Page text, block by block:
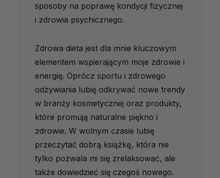
sposoby na poprawę kondycji fizycznej
i zdrowia psychicznego.
Zdrowa dieta jest dla mnie kluczowym
elementem wspierającym moje zdrowie i
energię. Oprócz sportu i zdrowego
odżywiania lubię odkrywać nowe trendy
w branży kosmetycznej oraz produkty,
które promują naturalne piękno i
zdrowie. W wolnym czasie lubię
przeczytać dobrą książkę, która nie
tylko pozwala mi się zrelaksować, ale
także dowiedzieć się czegoś nowego.